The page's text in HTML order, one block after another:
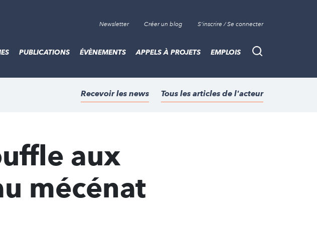
Newsletter Créer un blog S'inscrire / Se connecter
Recherche
PUBLICATIONS ÉVÈNEMENTS APPELS À PROJETS EMPLOIS
Recevoir les news Tous les articles de l'acteur
aux
mécénat